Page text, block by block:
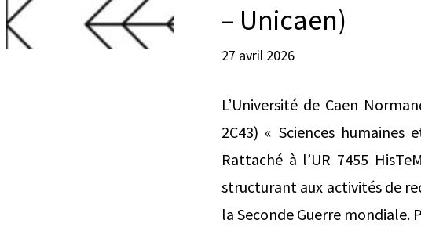
– Unicaen)
27 avril 2026
L’Université de Caen
2C43) « Sciences
Rattaché à l’UR 7455
structurant aux activités de
la Seconde Guerre mondiale.